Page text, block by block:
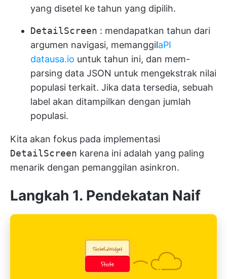
yang disetel ke tahun yang dipilih.
DetailScreen : mendapatkan tahun dari
argumen navigasi, memanggilaPI
datausa.io untuk tahun ini, dan mem-
parsing data JSON untuk mengekstrak nilai
populasi terkait. Jika data tersedia, sebuah
label akan ditampilkan dengan jumlah
populasi.
Kita akan fokus pada implementasi
DetailScreen karena ini adalah yang paling
menarik dengan pemanggilan asinkron.
Langkah 1. Pendekatan Naif